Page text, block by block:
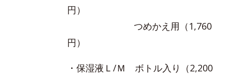
円）
つめかえ用（1,760
円）
・保湿液Ｌ/Ｍ ボトル入り（2,200